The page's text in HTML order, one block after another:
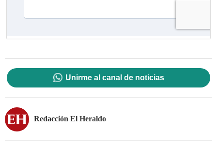
Unirme al canal de noticias
Redacción El Heraldo